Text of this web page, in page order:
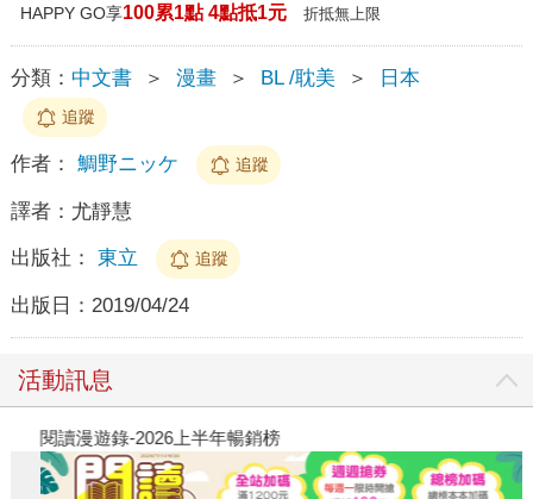
HAPPY GO享100累1點 4點抵1元 折抵無上限
分類： 中文書 ＞ 漫畫 ＞ BL /耽美 ＞ 日本
追蹤
作者： 鯛野ニッケ 追蹤
譯者： 尤靜慧
出版社： 東立 追蹤
出版日： 2019/04/24
活動訊息
閱讀漫遊錄-2026上半年暢銷榜